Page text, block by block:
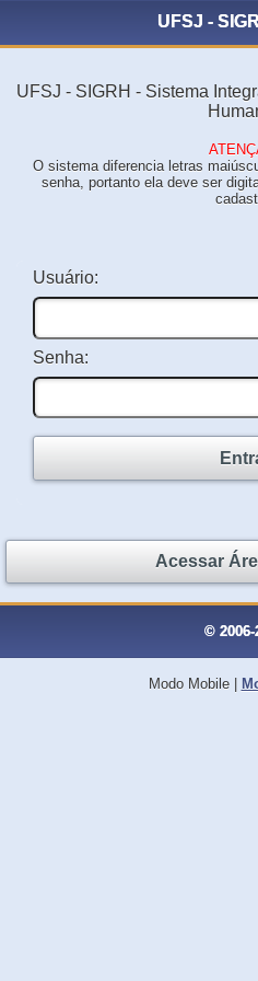
UFSJ -
UFSJ - SIGRH - Sistema
O sistema diferencia letras
senha, portanto ela deve ser
Usuário:
Senha:
Acessar
© 2006-
Modo Mobile|